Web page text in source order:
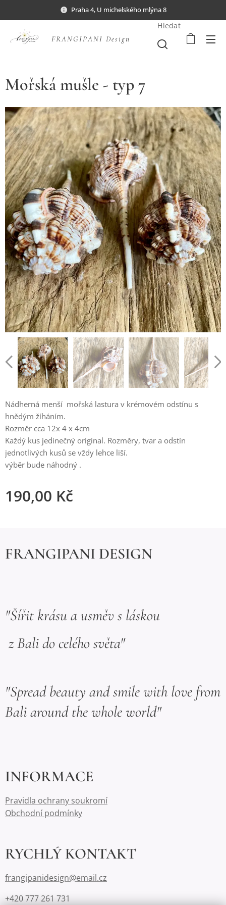
Praha 4, U michelského mlýna 8
FRANGIPANI Design
Hledat
Mořská mušle - typ 7
Nádherná menší mořská lastura v krémovém odstínu s
hnědým žíháním.
Rozměr cca 12x 4 x 4cm
Každý kus jedinečný original. Rozměry, tvar a odstín
jednotlivých kusů se vždy lehce liší.
výběr bude náhodný .
190,00 Kč
FRANGIPANI DESIGN
"Šířit krásu a usměv s láskou
z Bali do celého světa"
"Spread beauty and smile with love from
Bali around the whole world"
INFORMACE
Pravidla ochrany soukromí
Obchodní podmínky
RYCHLÝ KONTAKT
frangipanidesign@email.cz
+420 777 261 731